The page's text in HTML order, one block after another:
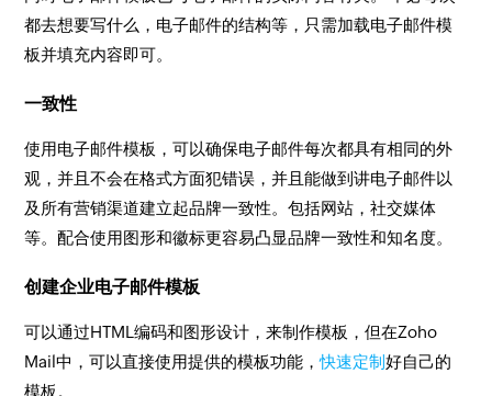
都去想要写什么，电子邮件的结构等，只需加载电子邮件模
板并填充内容即可。
一致性
使用电子邮件模板，可以确保电子邮件每次都具有相同的外
观，并且不会在格式方面犯错误，并且能做到讲电子邮件以
及所有营销渠道建立起品牌一致性。包括网站，社交媒体
等。配合使用图形和徽标更容易凸显品牌一致性和知名度。
创建企业电子邮件模板
可以通过HTML编码和图形设计，来制作模板，但在Zoho
Mail中，可以直接使用提供的模板功能，快速定制好自己的
模板。